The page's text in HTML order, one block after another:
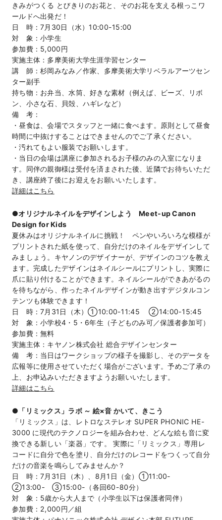
きみがつくる とびきりのお花と、そのお花を支える根っこワ
ールドへ出発だ！
日 時：7月30日（水）10:00-15:00
対 象：小学生
参加費：5,000円
実施主体：多摩美術大学生涯学習センター
講 師：杉岡みなみ／作家、多摩美術大学リベラルアーツセン
ター副手
持ち物：お弁当、水筒、好きな素材（例えば、ビーズ、リボ
ン、小さな石、貝殻、ハギレなど）
備 考：
・昼食は、会場でスタッフと一緒に食べます。原則として昼食
時間に中抜けすることはできませんのでご了承ください。
・汚れてもよい服装でお願いします。
・当日の会場は講座に参加されるお子様のみの入室になりま
す。同伴の親御様は受付を済まされた後、近隣でお待ちいただ
き、講座終了後にお迎えをお願いいたします。
詳細はこちら
●オリジナルネイルをデザインしよう Meet-up Canon
Design for Kids
夏休みはオリジナルネイルに挑戦！ ペンやいろいろな模様が
プリントされた紙を使って、自分だけのネイルをデザインして
みましょう。キヤノンのデザイナーが、デザインのコツを教え
ます。完成したデザインはネイルシールにプリントし、実際に
爪に貼り付けることができます。ネイルシールができあがるの
を待ちながら、作ったネイルデザインが動き出すデジタルコン
テンツも体験できます！
日 時：7月31日（木）①10:00-11:45 ②14:00-15:45
対 象：小学校4・5・6年生（子どものみ可／保護者参加可）
参加費：無料
実施主体：キヤノン株式会社 総合デザインセンター
備 考：当日はワークショップの様子を撮影し、そのデータを
広報等に使用させていただく場合がございます。予めご了承の
上、お申込みいただきますようお願いいたします。
詳細はこちら
●「リミックス」ラボ ～ 絵×音 かいて、きこう
「リミックス」は、レトロなステレオ SUPER PHONIC HE-
3000 に現代のテクノロジーを組み合わせ、どんな絵も音に変
換できる新しい「楽器」です。 実際に「リミックス」専用レ
コードに自分で色を塗り、自分だけのレコードをつくって自分
だけの音楽を鳴らしてみませんか？
日 時：7月31日（木）、8月1日（金）①11:00-
②13:00- ③15:00-（各回60-80分）
対 象：5歳から大人まで（小学生以下は保護者同伴）
参加費：2,000円／組